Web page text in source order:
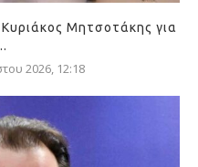
Μητσοτάκης για
2026, 12:18